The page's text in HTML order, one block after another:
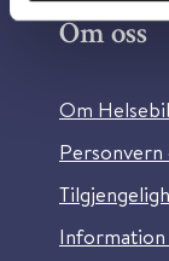
Om oss
Om
Information